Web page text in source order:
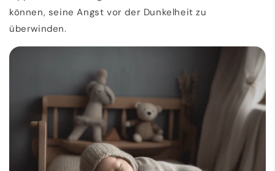
können, seine Angst vor der Dunkelheit zu
überwinden.